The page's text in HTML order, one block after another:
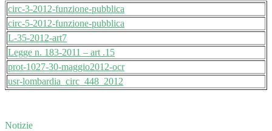
circ-3-2012-funzione-pubblica
circ-5-2012-funzione-pubblica
L-35-2012-art7
Legge n. 183-2011 – art .15
prot-1027-30-maggio2012-ocr
usr-lombardia_circ_448_2012
Notizie